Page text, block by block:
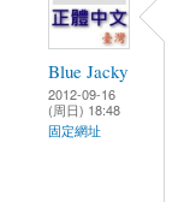
Blue Jacky
2012-09-16
(周日) 18:48
固定網址